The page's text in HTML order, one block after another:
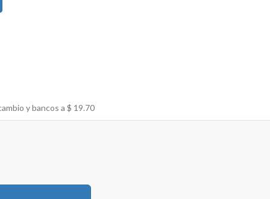
y bancos a $ 19.70